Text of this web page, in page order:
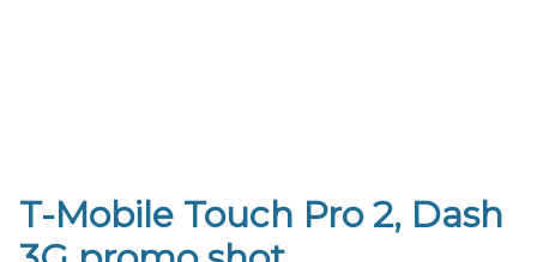
T-Mobile Touch Pro 2, Dash